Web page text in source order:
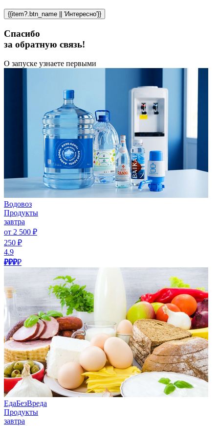
{{item?.btn_name || 'Интересно'}}
Спасибо
за обратную связь!
О запуске узнаете первыми
Водовоз
Продукты
завтра
от 2 500 ₽
250 ₽
4.9
₽₽₽₽
ЕдаБезВреда
Продукты
завтра